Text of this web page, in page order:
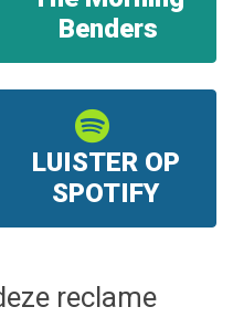
Benders
LUISTER OP
SPOTIFY
reclame